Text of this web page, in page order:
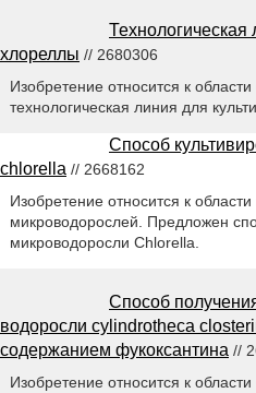
Технологическая
хлореллы // 2680306
Изобретение относится к
технологическая линия для
Способ
chlorella // 2668162
Изобретение относится к области
микроводорослей. Предложен
микроводоросли Chlorella.
Способ
водоросли cylindrotheca
содержанием фукоксантина //
Изобретение относится к